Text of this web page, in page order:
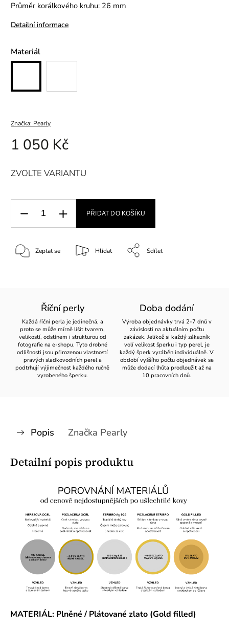
Průměr korálkového kruhu: 26 mm
Detailní informace
Materiál
Značka: Pearly
1 050 Kč
ZVOLTE VARIANTU
PŘIDAT DO KOŠÍKU
Zeptat se Hlídat Sdílet
Říční perly
Každá říční perla je jedinečná, a
proto se může mírně lišit tvarem,
velikostí, odstínem i strukturou od
fotografie na e-shopu. Tyto drobné
odlišnosti jsou přirozenou vlastností
pravých sladkovodních perel a
podtrhují výjimečnost každého ručně
vyrobeného šperku.
Doba dodání
Výroba objednávky trvá 2-7 dnů v
závislosti na aktuálním počtu
zakázek. Jelikož si každý zákazník
volí velikost šperku i typ perel, je
každý šperk vyráběn individuálně. V
období vyššího počtu objednávek se
může dodací lhůta prodloužit až na
10 pracovních dnů.
Popis Značka Pearly
Detailní popis produktu
MATERIÁL: Plněné / Plátované zlato (Gold filled)